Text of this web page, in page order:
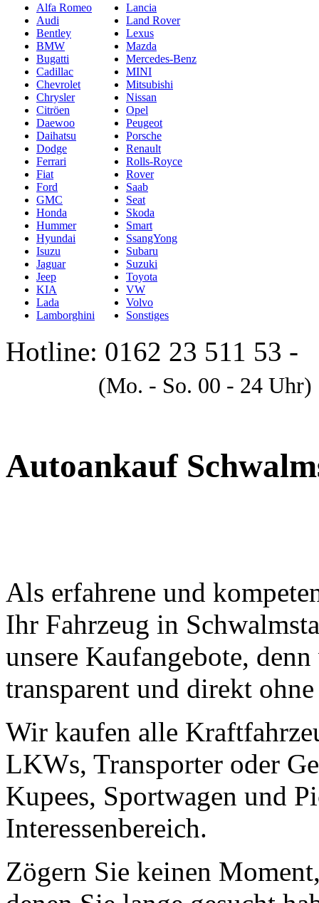
Alfa Romeo
Audi
Bentley
BMW
Bugatti
Cadillac
Chevrolet
Chrysler
Citröen
Daewoo
Daihatsu
Dodge
Ferrari
Fiat
Ford
GMC
Honda
Hummer
Hyundai
Isuzu
Jaguar
Jeep
KIA
Lada
Lamborghini
Lancia
Land Rover
Lexus
Mazda
Mercedes-Benz
MINI
Mitsubishi
Nissan
Opel
Peugeot
Porsche
Renault
Rolls-Royce
Rover
Saab
Seat
Skoda
Smart
SsangYong
Subaru
Suzuki
Toyota
VW
Volvo
Sonstiges
Hotline: 0162 23 511 53 -
(Mo. - So. 00 - 24 Uhr)
Autoankauf
Als erfahrene und
Ihr Fahrzeug in
unsere Kaufangebote,
transparent und direkt
Wir kaufen alle
LKWs, Transporter oder
Kupees, Sportwagen und
Interessenbereich.
Zögern Sie keinen